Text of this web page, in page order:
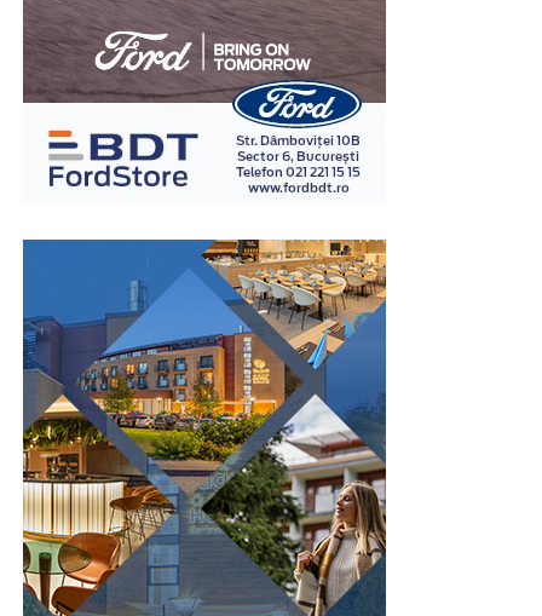
În cadrul examinării, specialistul formulează întrebări
relevante pentru situația investigată și analizează
răspunsurile împreună cu reacțiile fiziologice
înregistrate. Interpretarea rezultatelor este realizată în
baza unor metode și protocoale specifice, de către
examinatori instruiți în acest domeniu.
subiective, examinarea poligraf urmărește indicatori
fiziologici măsurabili, ceea ce oferă un grad suplimentar
de obiectivitate în procesul de evaluare. Din acest motiv,
testul este utilizat în numeroase contexte, inclusiv în
investigații interne, procese de selecție pentru anumite
funcții sensibile sau verificarea unor declarații în cadrul
unor anchete.
Este important de înțeles că rezultatul unui test
poligraf trebuie interpretat în contextul întregii situații
și al celorlalte informații disponibile. Tocmai această
abordare echilibrată îi conferă valoare ca instrument
complementar de verificare.